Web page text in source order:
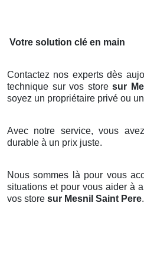
Votre solution clé en main
Contactez nos experts dès
technique sur vos storesur
soyez un propriétaire privé ou
Avec notre service, vous
durable à un prix juste.
Nous sommes là pour vous
situations et pour vous aider à
vos store sur Mesnil Saint Pere.